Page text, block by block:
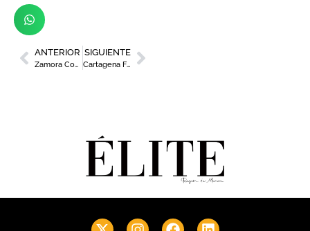
ANTERIOR
Zamora Company ‘ficha’ a Eva Olavarrieta como nueva directora de Recursos Humanos
SIGUIENTE
Cartagena Folk llena la ciudad de actividades, conciertos y artesanía este fin de semana